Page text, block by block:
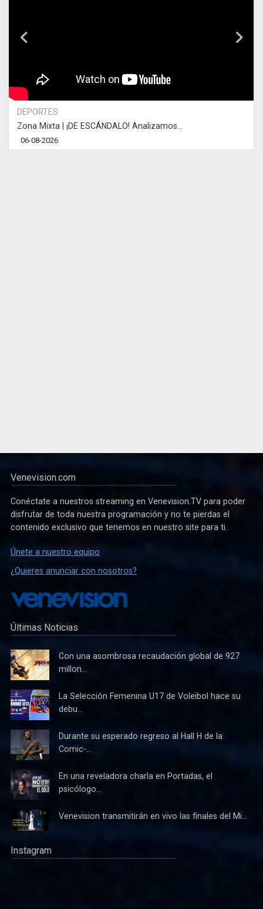
DEPORTES
Zona Mixta | ¡DE ESCÁNDALO! Analizamos...
06-08-2026
Venevision.com
Conéctate a nuestros streaming en Venevision.TV para poder
disfrutar de toda nuestra programación y no te pierdas el
contenido exclusivo que tenemos en nuestro site para ti.
Únete a nuestro equipo
¿Quieres anunciar con nosotros?
Últimas Noticias
Con una asombrosa recaudación global de 927
millon...
La Selección Femenina U17 de Voleibol hace su
debu...
Durante su esperado regreso al Hall H de la
Comic-...
En una reveladora charla en Portadas, el
psicólogo...
Venevision transmitirán en vivo las finales del Mi...
Instagram